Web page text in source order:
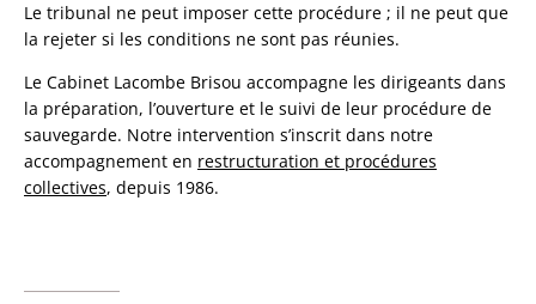
Le tribunal ne peut imposer cette procédure ; il ne peut que
la rejeter si les conditions ne sont pas réunies.
Le Cabinet Lacombe Brisou accompagne les dirigeants dans
la préparation, l’ouverture et le suivi de leur procédure de
sauvegarde. Notre intervention s’inscrit dans notre
accompagnement en restructuration et procédures
collectives, depuis 1986.